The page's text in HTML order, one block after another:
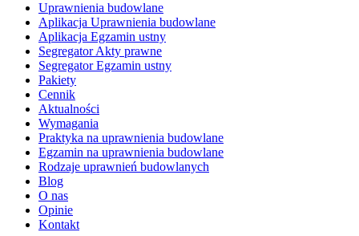
Uprawnienia budowlane
Aplikacja Uprawnienia budowlane
Aplikacja Egzamin ustny
Segregator Akty prawne
Segregator Egzamin ustny
Pakiety
Cennik
Aktualności
Wymagania
Praktyka na uprawnienia budowlane
Egzamin na uprawnienia budowlane
Rodzaje uprawnień budowlanych
Blog
O nas
Opinie
Kontakt